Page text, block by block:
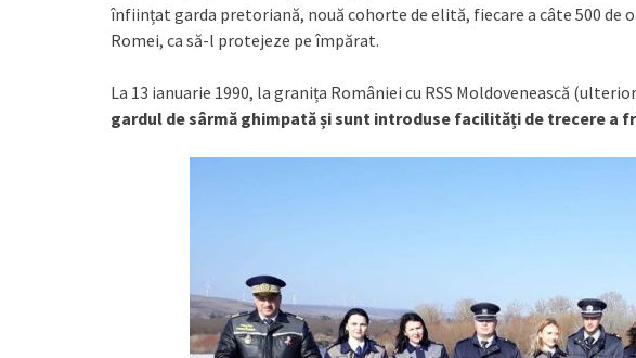
înființat garda pretoriană, nouă cohorte de elită, fiecare a câte 500 de
Romei, ca să-l protejeze pe împărat.
La 13 ianuarie 1990, la granița României cu RSS Moldovenească
gardul de sârmă ghimpată și sunt introduse facilități de trecere a